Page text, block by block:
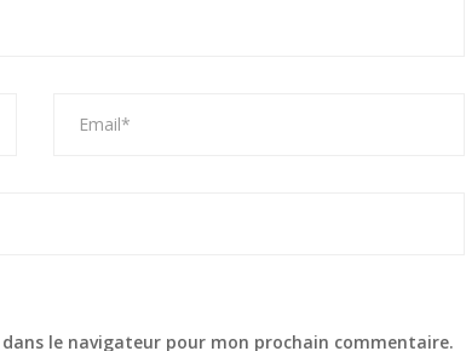
le navigateur pour mon prochain commentaire.